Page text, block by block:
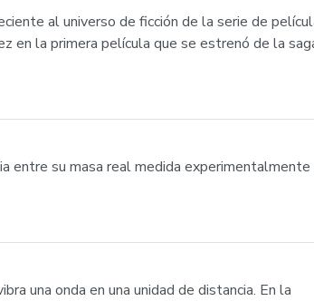
al universo de ficción de la serie de
en la primera película que se estrenó de la
entre su masa real medida
una onda en una unidad de distancia. En la